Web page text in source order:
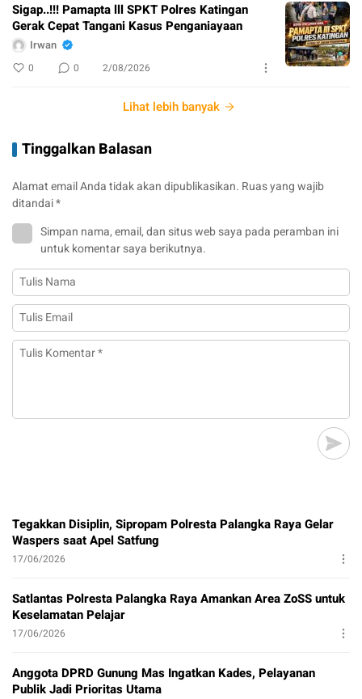
Sigap..!!! Pamapta lll SPKT Polres Katingan
Gerak Cepat Tangani Kasus Penganiayaan
Irwan
0 0 2/08/2026
Lihat lebih banyak
Tinggalkan Balasan
Alamat email Anda tidak akan dipublikasikan. Ruas yang wajib
ditandai*
Simpan nama, email, dan situs web saya pada peramban ini
untuk komentar saya berikutnya.
Tegakkan Disiplin, Sipropam Polresta Palangka Raya Gelar
Waspers saat Apel Satfung
17/06/2026
Satlantas Polresta Palangka Raya Amankan Area ZoSS untuk
Keselamatan Pelajar
17/06/2026
Anggota DPRD Gunung Mas Ingatkan Kades, Pelayanan
Publik Jadi Prioritas Utama